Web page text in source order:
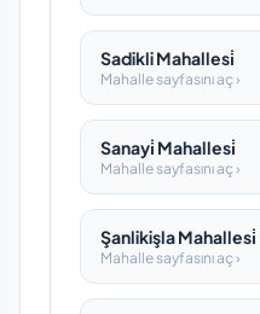
Sadikli Mahallesi̇
Mahalle sayfasını aç ›
Sanayi̇ Mahallesi̇
Mahalle sayfasını aç ›
Şanlikişla Mahallesi̇
Mahalle sayfasını aç ›